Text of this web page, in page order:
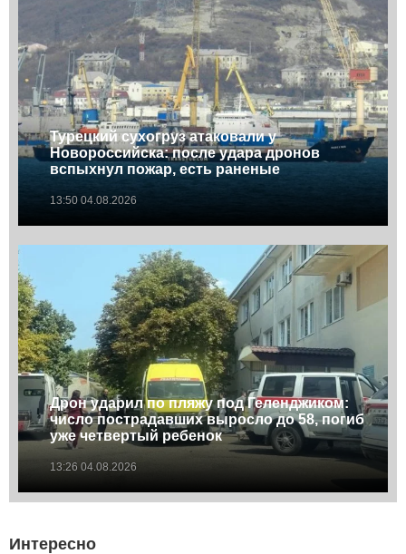
Турецкий сухогруз атаковали у
Новороссийска: после удара дронов
вспыхнул пожар, есть раненые
13:50 04.08.2026
Дрон ударил по пляжу под Геленджиком:
число пострадавших выросло до 58, погиб
уже четвертый ребенок
13:26 04.08.2026
Интересно